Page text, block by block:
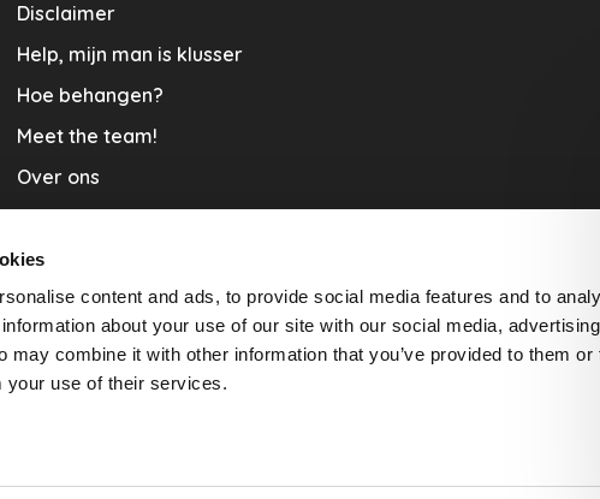
content and ads, to provide social media features and to
about your use of our site with our social media, advertising
may combine it with other information that you’ve provided to them or
your use of their services.
Disclaimer
Help, mijn man is klusser
Hoe behangen?
Meet the team!
Over ons
Traplopers en vloerkleden
Vacature
Verzending & Retour